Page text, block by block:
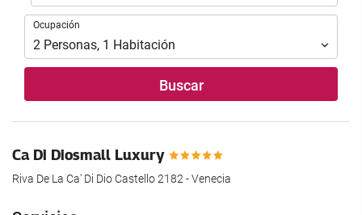
realizar
búsqueda
de
fin
para
realizar
Ocupación
Ocupación
2 Personas, 1 Habitación
Buscar
Ca Di Diosmall Luxury
Riva De La Ca' Di Dio Castello 2182 - Venecia